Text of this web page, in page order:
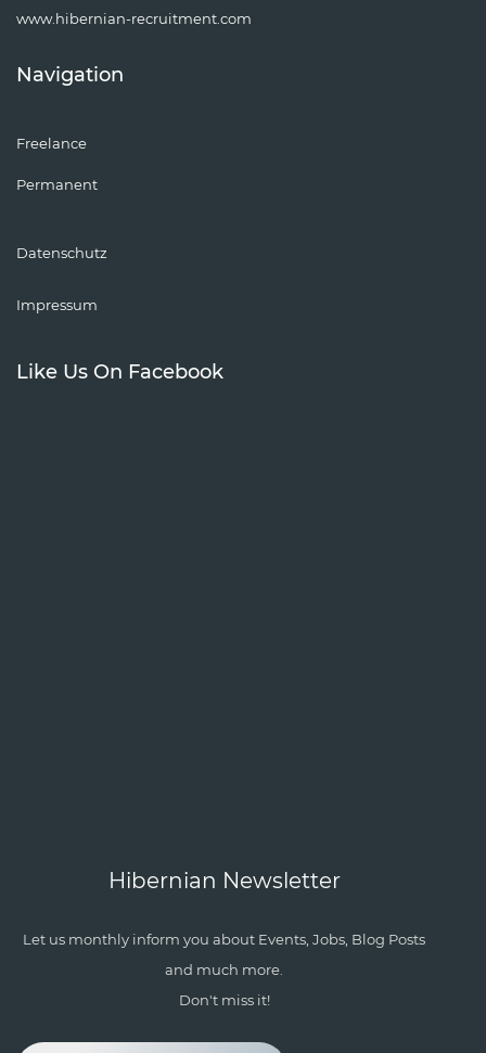
www.hibernian-recruitment.com
Navigation
Freelance
Permanent
Datenschutz
Impressum
Like Us On Facebook
Hibernian Newsletter
Let us monthly inform you about Events, Jobs, Blog Posts
and much more.
Don't miss it!